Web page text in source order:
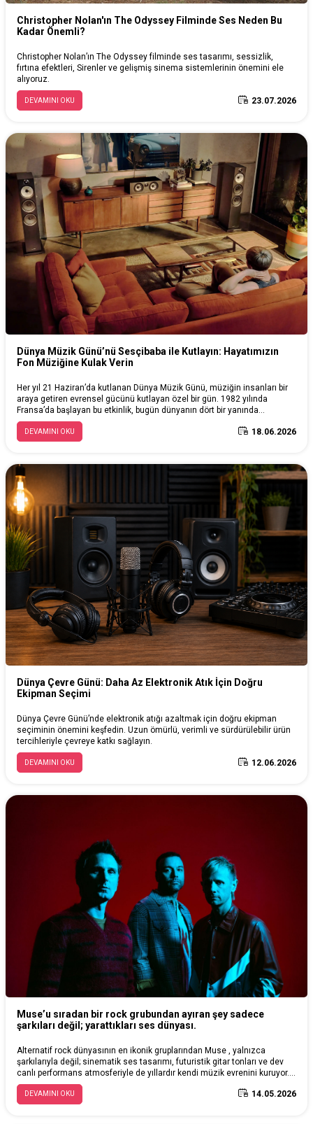
Christopher Nolan'ın The Odyssey Filminde Ses Neden Bu
Kadar Önemli?
Christopher Nolan’ın The Odyssey filminde ses tasarımı, sessizlik,
fırtına efektleri, Sirenler ve gelişmiş sinema sistemlerinin önemini ele
alıyoruz.
DEVAMINI OKU 23.07.2026
Dünya Müzik Günü’nü Sesçibaba ile Kutlayın: Hayatımızın
Fon Müziğine Kulak Verin
Her yıl 21 Haziran’da kutlanan Dünya Müzik Günü, müziğin insanları bir
araya getiren evrensel gücünü kutlayan özel bir gün. 1982 yılında
Fransa’da başlayan bu etkinlik, bugün dünyanın dört bir yanında
milyonlarca insanı müzik etrafında buluşturuyor. Bu yazıda Dünya Müzik
Günü’nün hikâyesini, 21 Haziran’ın anlamını ve müziğin hayatımızdaki
yerini keşfederken; kaliteli kulaklıklar, hoparlörler, stüdyo ekipmanları ve
geliştirebileceğinizi de ele alıyoruz. Müziği dinleyen, üreten ve paylaşan
herkes için ilham verici bir Dünya Müzik Günü rehberi.
DEVAMINI OKU 18.06.2026
Dünya Çevre Günü: Daha Az Elektronik Atık İçin Doğru
Ekipman Seçimi
Dünya Çevre Günü’nde elektronik atığı azaltmak için doğru ekipman
seçiminin önemini keşfedin. Uzun ömürlü, verimli ve sürdürülebilir ürün
tercihleriyle çevreye katkı sağlayın.
DEVAMINI OKU 12.06.2026
Muse’u sıradan bir rock grubundan ayıran şey sadece
şarkıları değil; yarattıkları ses dünyası.
Alternatif rock dünyasının en ikonik gruplarından Muse , yalnızca
şarkılarıyla değil; sinematik ses tasarımı, futuristik gitar tonları ve dev
canlı performans atmosferiyle de yıllardır kendi müzik evrenini kuruyor.
Yeni albüm The Wow! Signal ile yeniden gündeme gelen grup; güçlü
prodüksiyon anlayışı, detaylı mix yapısı ve elektronik ile rock müziği
birleştiren özgün sound’u sayesinde hâlâ modern rock dünyasının en
DEVAMINI OKU 14.05.2026